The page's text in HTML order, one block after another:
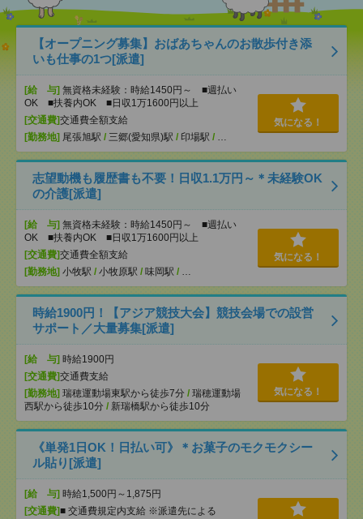
【オープニング募集】おばあちゃんのお散歩付き添
いも仕事の1つ[派遣]
[給 与] 無資格未経験：時給1450円～ ■週払い
OK ■扶養内OK ■日収1万1600円以上
[交通費]交通費全額支給
[勤務地] 尾張旭駅 / 三郷(愛知県)駅 / 印場駅 / …
気になる！
志望動機も履歴書も不要！日収1.1万円～＊未経験OK
の介護[派遣]
[給 与] 無資格未経験：時給1450円～ ■週払い
OK ■扶養内OK ■日収1万1600円以上
[交通費]交通費全額支給
[勤務地] 小牧駅 / 小牧原駅 / 味岡駅 / …
気になる！
時給1900円！【アジア競技大会】競技会場での設営
サポート／大量募集[派遣]
[給 与] 時給1900円
[交通費]交通費支給
[勤務地] 瑞穂運動場東駅から徒歩7分 / 瑞穂運動場
西駅から徒歩10分 / 新瑞橋駅から徒歩10分
気になる！
《単発1日OK！日払い可》＊お菓子のモクモクシー
ル貼り[派遣]
[給 与] 時給1,500円～1,875円
[交通費]■ 交通費規定内支給 ※派遣先による